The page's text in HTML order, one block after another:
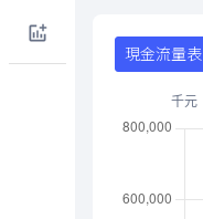
現金流量表